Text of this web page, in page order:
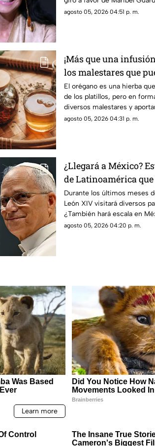
agosto 05, 2026 04:51 p. m.
¡Más que una
los malestares que
orégano
El orégano es una hierba
de los platillos, pero en
diversos malestares y
salud humana.
agosto 05, 2026 04:31 p. m.
¿Llegará a México?
de Latinoamérica
León XIV a finales de
Durante los últimos meses
León XIV visitará diversos
¿También hará escala en
agosto 05, 2026 04:20 p. m.